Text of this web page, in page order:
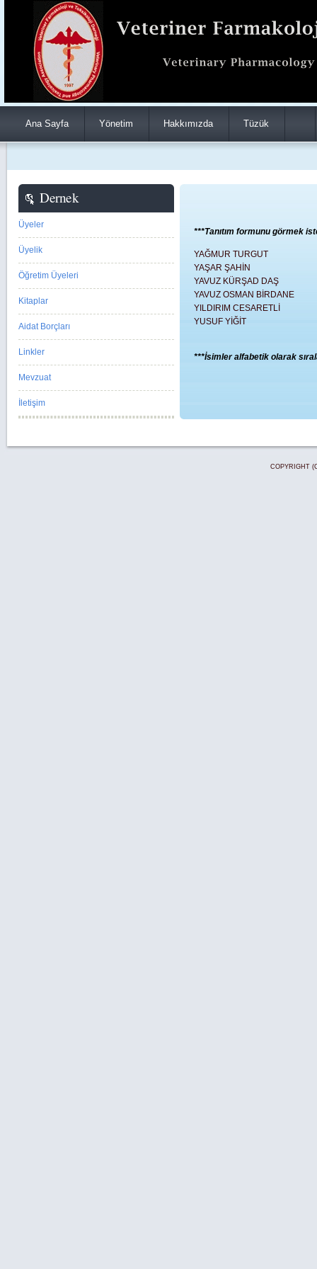
Ana Sayfa Yönetim Hakkımızda Tüzük
***Tanıtım formunu görmek
YAĞMUR TURGUT
YAŞAR ŞAHİN
YAVUZ KÜRŞAD DAŞ
YAVUZ OSMAN BİRDANE
YILDIRIM CESARETLİ
YUSUF YİĞİT
***İsimler alfabetik olarak
Dernek
Üyeler
Üyelik
Öğretim Üyeleri
Kitaplar
Aidat Borçları
Linkler
Mevzuat
İletişim
COPYRIGHT